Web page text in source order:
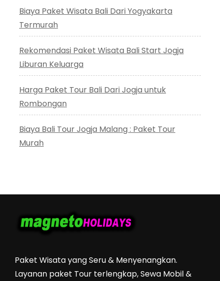
Biaya Paket Wisata Bali Dari Yogyakarta
Termurah
Rekomendasi Paket Wisata Bali Start Jogja
Liburan Keluarga
Harga Paket Tour Bali Dari Jogja untuk
Rombongan
Biaya Bali Tour Jogja Malang : Paket Tour
Murah
Paket Wisata yang Seru & Menyenangkan.
Layanan paket Tour terlengkap, Sewa Mobil &